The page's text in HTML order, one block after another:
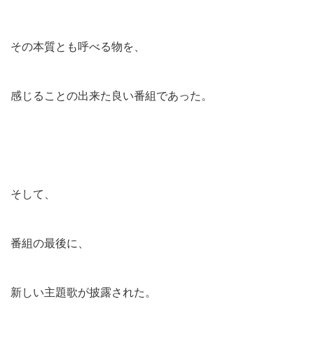
その本質とも呼べる物を、
感じることの出来た良い番組であった。
そして、
番組の最後に、
新しい主題歌が披露された。